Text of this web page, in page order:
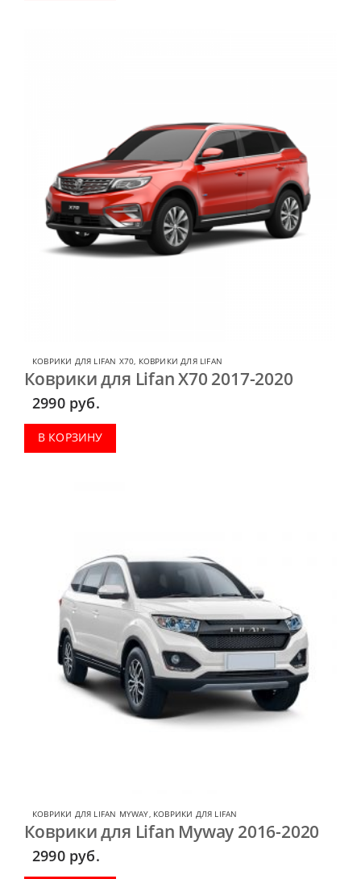
КОВРИКИ ДЛЯ LIFAN X70, КОВРИКИ ДЛЯ LIFAN
Коврики для Lifan X70 2017-2020
2990 руб.
В КОРЗИНУ
КОВРИКИ ДЛЯ LIFAN MYWAY, КОВРИКИ ДЛЯ LIFAN
Коврики для Lifan Myway 2016-2020
2990 руб.